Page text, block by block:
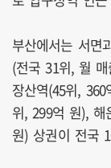
부산에서는 서면
(전국 31위, 월
장산역(45위,
위, 299억 원), 해
원) 상권이 전국